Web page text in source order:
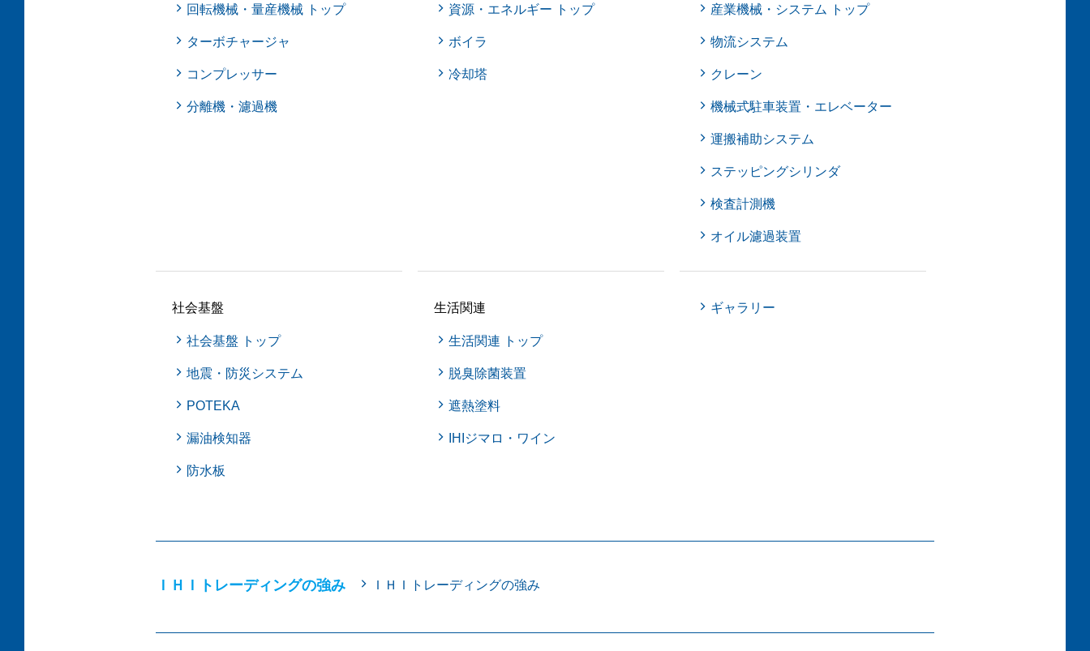
回転機械・量産機械 トップ
ターボチャージャ
コンプレッサー
分離機・濾過機
資源・エネルギー トップ
ボイラ
冷却塔
産業機械・システム トップ
物流システム
クレーン
機械式駐車装置・エレベーター
運搬補助システム
ステッピングシリンダ
検査計測機
オイル濾過装置
社会基盤
社会基盤 トップ
地震・防災システム
POTEKA
漏油検知器
防水板
生活関連
生活関連 トップ
脱臭除菌装置
遮熱塗料
IHIジマロ・ワイン
ギャラリー
ＩＨＩトレーディングの強み ＩＨＩトレーディングの強み